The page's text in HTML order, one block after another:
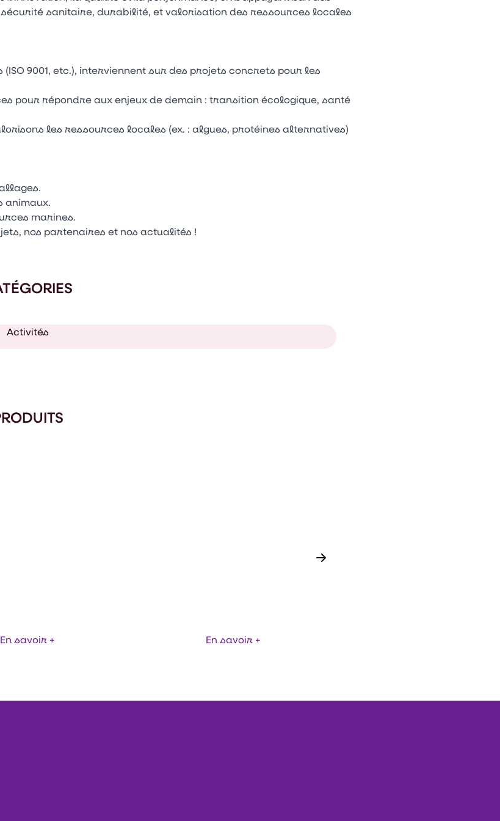
sanitaire, durabilité, et valorisation des ressources locales
9001, etc.), interviennent sur des projets concrets pour les
pour répondre aux enjeux de demain : transition écologique, santé
les ressources locales (ex. : algues, protéines alternatives)
animaux.
marines.
nos partenaires et nos actualités !
Activités
En savoir + En savoir +